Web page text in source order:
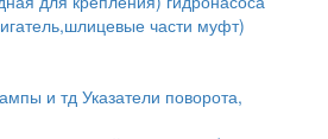
части муфт)
и тдУказатели поворота,